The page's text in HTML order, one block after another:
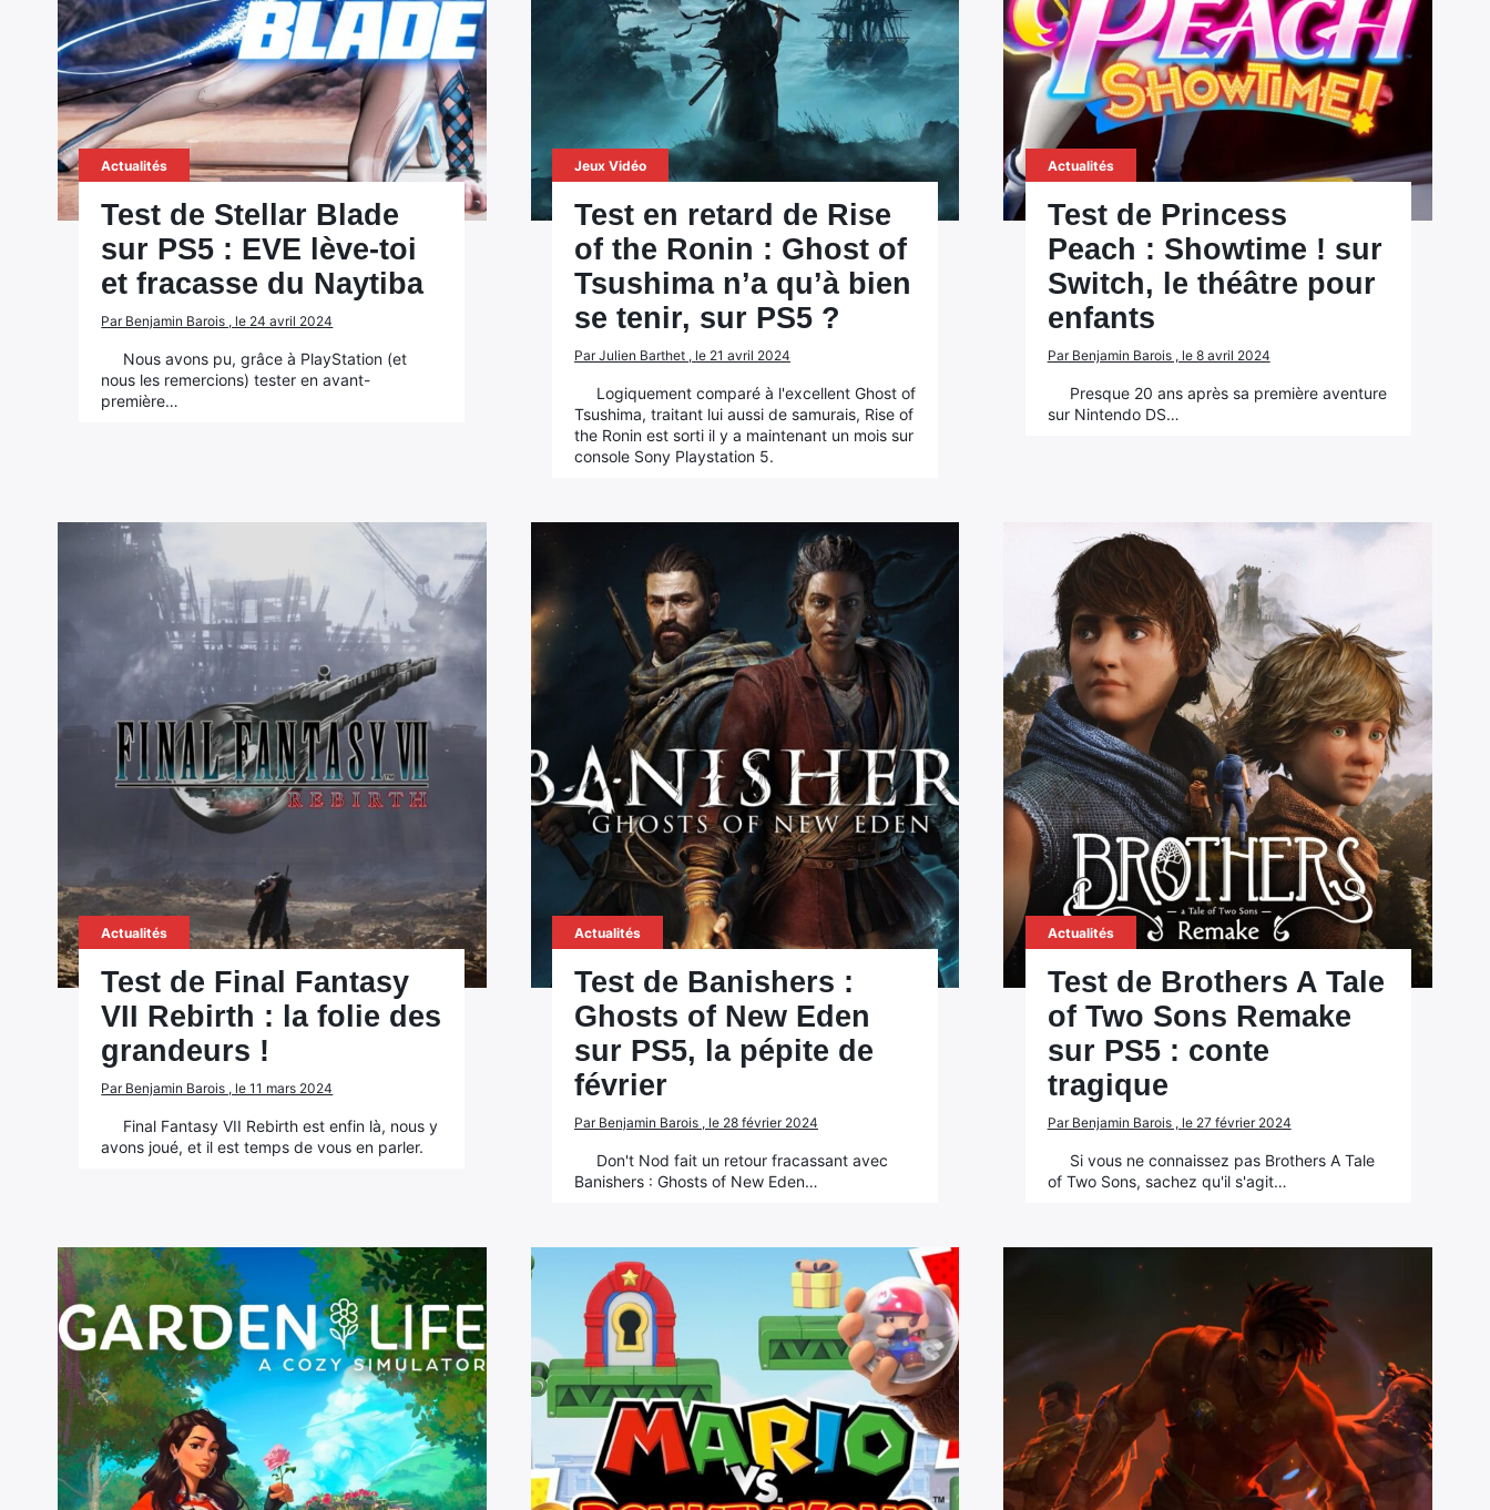
Actualités
Test de Stellar Blade
sur PS5 : EVE lève-toi
et fracasse du Naytiba
Par Benjamin Barois , le 24 avril 2024
Nous avons pu, grâce à PlayStation (et
nous les remercions) tester en avant-
première…
Jeux Vidéo
Test en retard de Rise
of the Ronin : Ghost of
Tsushima n’a qu’à bien
se tenir, sur PS5 ?
Par Julien Barthet , le 21 avril 2024
Logiquement comparé à l'excellent Ghost of
Tsushima, traitant lui aussi de samurais, Rise of
the Ronin est sorti il y a maintenant un mois sur
console Sony Playstation 5.
Actualités
Test de Princess
Peach : Showtime ! sur
Switch, le théâtre pour
enfants
Par Benjamin Barois , le 8 avril 2024
Presque 20 ans après sa première aventure
sur Nintendo DS…
Actualités
Test de Final Fantasy
VII Rebirth : la folie des
grandeurs !
Par Benjamin Barois , le 11 mars 2024
Final Fantasy VII Rebirth est enfin là, nous y
avons joué, et il est temps de vous en parler.
Actualités
Test de Banishers :
Ghosts of New Eden
sur PS5, la pépite de
février
Par Benjamin Barois , le 28 février 2024
Don't Nod fait un retour fracassant avec
Banishers : Ghosts of New Eden…
Actualités
Test de Brothers A Tale
of Two Sons Remake
sur PS5 : conte
tragique
Par Benjamin Barois , le 27 février 2024
Si vous ne connaissez pas Brothers A Tale
of Two Sons, sachez qu'il s'agit…